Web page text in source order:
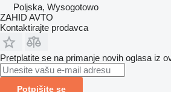
Poljska, Wysogotowo
ZAHID AVTO
Kontaktirajte prodavca
Pretplatite se na primanje novih oglasa iz
Potpišite se